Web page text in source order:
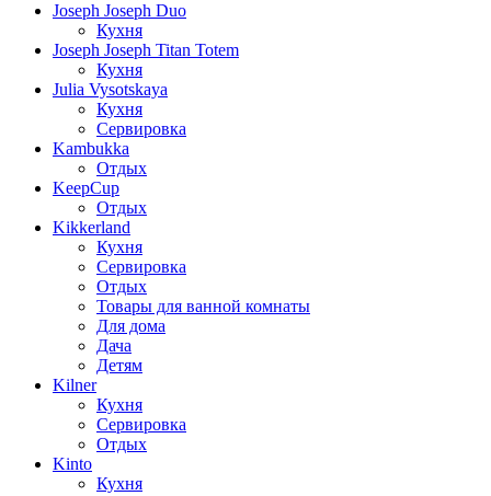
Joseph Joseph Duo
Кухня
Joseph Joseph Titan Totem
Кухня
Julia Vysotskaya
Кухня
Сервировка
Kambukka
Отдых
KeepCup
Отдых
Kikkerland
Кухня
Сервировка
Отдых
Товары для ванной комнаты
Для дома
Дача
Детям
Kilner
Кухня
Сервировка
Отдых
Kinto
Кухня